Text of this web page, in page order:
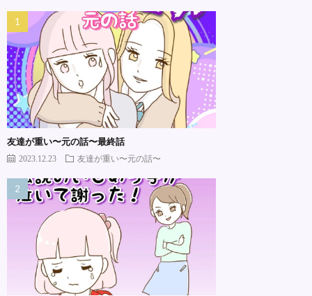
友達が重い〜元の話〜最終話
2023.12.23 友達が重い〜元の話〜